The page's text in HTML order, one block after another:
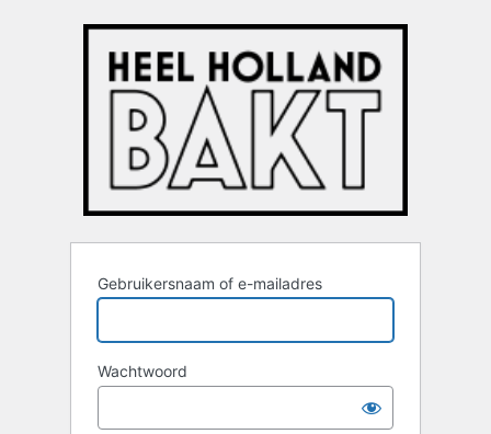
Gebruikersnaam of e-mailadres
Wachtwoord